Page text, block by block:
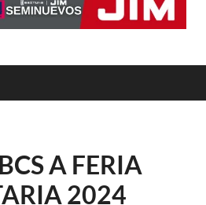
A FERIA
2024